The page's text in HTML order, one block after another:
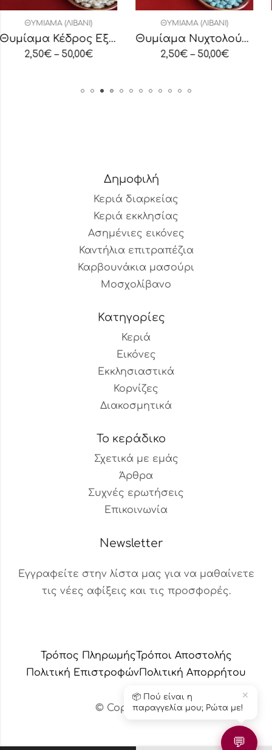
Θυμίαμα Κέδρος Εξαιρετικής Ποιότητας
ΘΥΜΊΑΜΑ (ΛΙΒΆΝΙ)
Θυμίαμα Νυχτολούλουδο Εξαιρετικής Ποιότητας
2,50
ΘΥΜΊΑΜΑ
2,50
Δημοφιλή
Κεριά διαρκείας
Κεριά εκκλησίας
Ασημένιες εικόνες
Καντήλια επιτραπέζια
Καρβουνάκια μασούρι
Μοσχολίβανο
Κατηγορίες
Κεριά
Εικόνες
Εκκλησιαστικά
Κορνίζες
Διακοσμητικά
Το κεράδικο
Σχετικά με εμάς
Άρθρα
Συχνές ερωτήσεις
Επικοινωνία
Newsletter
Εγγραφείτε στην λίστα μας για να μαθαίνετε
τις νέες αφίξεις και τις προσφορές.
Τρόπος ΠληρωμήςΤρόποι Αποστολής
Πολιτική ΕπιστροφώνΠολιτική Aπορρήτου
© Copyright 2024 – Το κεράδικο
✕
📦 Πού είναι η
παραγγελία μου; Ρώτα με!
💬